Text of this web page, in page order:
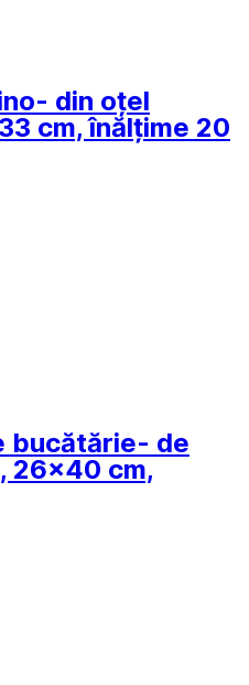
- din oțel
cm, înălțime 20
bucătărie- de
26x40 cm,